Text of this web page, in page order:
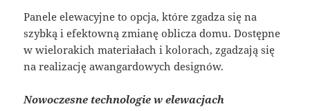
Panele elewacyjne to opcja, które zgadza się na
szybką i efektowną zmianę oblicza domu. Dostępne
w wielorakich materiałach i kolorach, zgadzają się
na realizację awangardowych designów.
Nowoczesne technologie w elewacjach